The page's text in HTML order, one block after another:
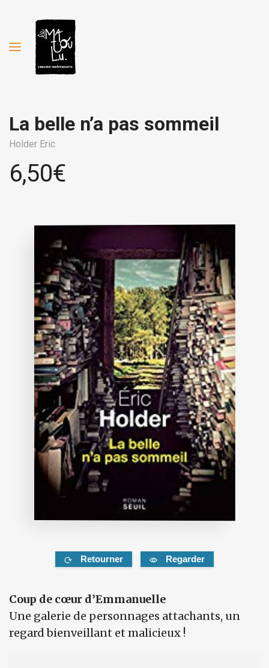
La belle n’a pas sommeil
Holder Eric
6,50€
Retourner Regarder
Coup de cœur d’Emmanuelle
Une galerie de personnages attachants, un
regard bienveillant et malicieux !